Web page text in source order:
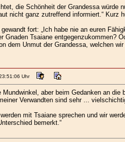
die Schönheit der Grandessa
nicht ganz zutreffend informiert.“
fort: „Ich habe nie an euren
Gnaden Tsaiane entgegenzukommen?
dem Unmut der Grandessa, welchen
Uhr
aber beim Gedanken an
Verwandten sind sehr ...
mit Tsaiane sprechen und wir
bemerkt.“